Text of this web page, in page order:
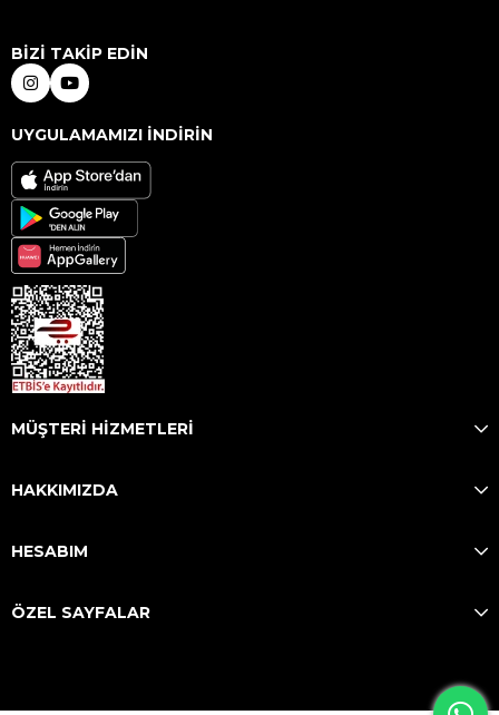
BİZİ TAKİP EDİN
UYGULAMAMIZI İNDİRİN
MÜŞTERİ HİZMETLERİ
HAKKIMIZDA
HESABIM
ÖZEL SAYFALAR